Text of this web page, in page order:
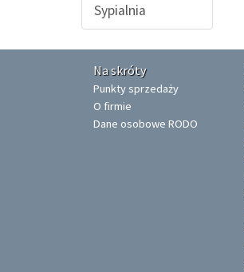
Sypialnia
Na skróty
Punkty sprzedaży
O firmie
Dane osobowe RODO